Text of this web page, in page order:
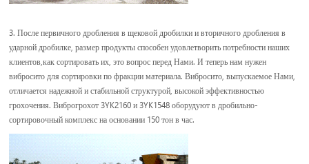
3. После первичного дробления в щековой дробилки и вторичного дробления в
ударной дробилке, размер продукты способен удовлетворить потребности наших
клиентов,как сортировать их, это вопрос перед Нами. И теперь нам нужен
вибросито для сортировки по фракции материала. Вибросито, выпускаемое Нами,
отличается надежной и стабильной структурой, высокой эффективностью
грохочения. Виброгрохот 3YK2160 и 3YK1548 оборудуют в дробильно-
сортировочный комплекс на основании 150 тон в час.